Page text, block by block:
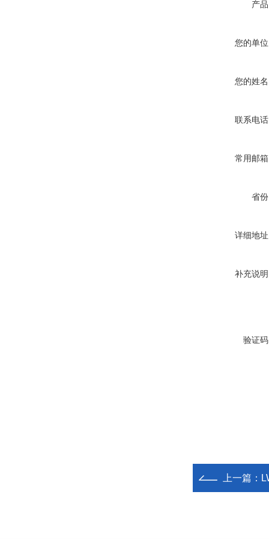
产
您的单
您的姓
联系电
常用邮
省
详细地
补充说
验证
上一篇：